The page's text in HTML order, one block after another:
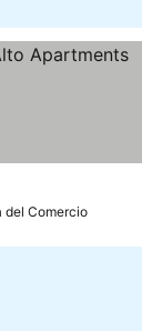
del Comercio